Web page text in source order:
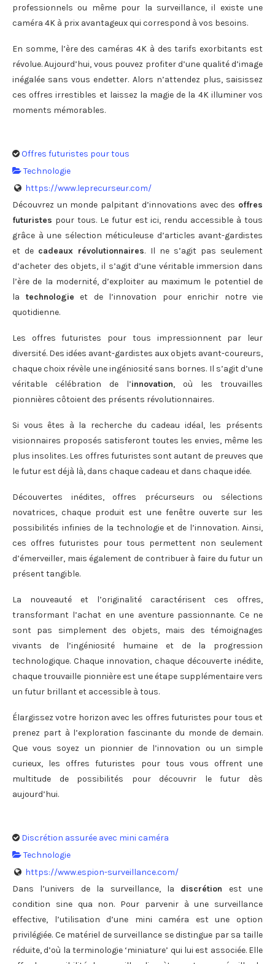
professionnels ou même pour la surveillance, il existe une
caméra 4K à prix avantageux qui correspond à vos besoins.
En somme, l’ère des caméras 4K à des tarifs exorbitants est
révolue. Aujourd’hui, vous pouvez profiter d’une qualité d’image
inégalée sans vous endetter. Alors n’attendez plus, saisissez
ces offres irrestibles et laissez la magie de la 4K illuminer vos
moments mémorables.
Offres futuristes pour tous
Technologie
https://www.leprecurseur.com/
Découvrez un monde palpitant d’innovations avec des offres
futuristes pour tous. Le futur est ici, rendu accessible à tous
grâce à une sélection méticuleuse d’articles avant-gardistes
et de cadeaux révolutionnaires. Il ne s’agit pas seulement
d’acheter des objets, il s’agit d’une véritable immersion dans
l’ère de la modernité, d’exploiter au maximum le potentiel de
la technologie et de l’innovation pour enrichir notre vie
quotidienne.
Les offres futuristes pour tous impressionnent par leur
diversité. Des idées avant-gardistes aux objets avant-coureurs,
chaque choix révèle une ingéniosité sans bornes. Il s’agit d’une
véritable célébration de l’innovation, où les trouvailles
pionnières côtoient des présents révolutionnaires.
Si vous êtes à la recherche du cadeau idéal, les présents
visionnaires proposés satisferont toutes les envies, même les
plus insolites. Les offres futuristes sont autant de preuves que
le futur est déjà là, dans chaque cadeau et dans chaque idée.
Découvertes inédites, offres précurseurs ou sélections
novatrices, chaque produit est une fenêtre ouverte sur les
possibilités infinies de la technologie et de l’innovation. Ainsi,
ces offres futuristes pour tous permettent non seulement
d’émerveiller, mais également de contribuer à faire du futur un
présent tangible.
La nouveauté et l’originalité caractérisent ces offres,
transformant l’achat en une aventure passionnante. Ce ne
sont pas simplement des objets, mais des témoignages
vivants de l’ingéniosité humaine et de la progression
technologique. Chaque innovation, chaque découverte inédite,
chaque trouvaille pionnière est une étape supplémentaire vers
un futur brillant et accessible à tous.
Élargissez votre horizon avec les offres futuristes pour tous et
prenez part à l’exploration fascinante du monde de demain.
Que vous soyez un pionnier de l’innovation ou un simple
curieux, les offres futuristes pour tous vous offrent une
multitude de possibilités pour découvrir le futur dès
aujourd’hui.
Discrétion assurée avec mini caméra
Technologie
https://www.espion-surveillance.com/
Dans l’univers de la surveillance, la discrétion est une
condition sine qua non. Pour parvenir à une surveillance
effective, l’utilisation d’une mini caméra est une option
privilégiée. Ce matériel de surveillance se distingue par sa taille
réduite, d’où la terminologie ‘miniature’ qui lui est associée. Elle